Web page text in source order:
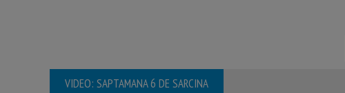
VIDEO: SAPTAMANA 6 DE SARCINA